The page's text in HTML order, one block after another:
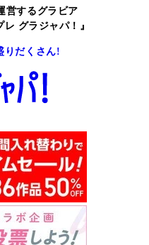
営するグラビア
グラジャパ！』
りだくさん!